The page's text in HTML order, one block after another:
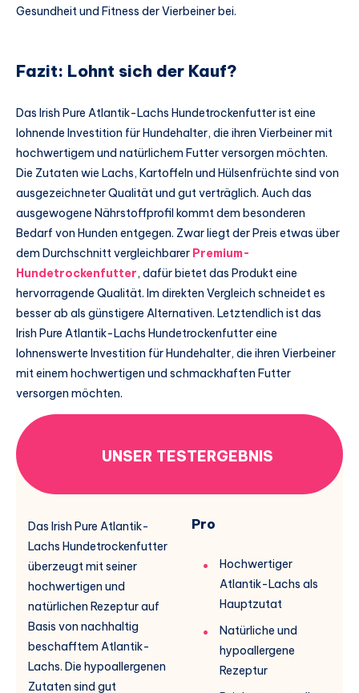
Gesundheit und Fitness der Vierbeiner bei.
Fazit: Lohnt sich der Kauf?
Das Irish Pure Atlantik-Lachs Hundetrockenfutter ist eine
lohnende Investition für Hundehalter, die ihren Vierbeiner mit
hochwertigem und natürlichem Futter versorgen möchten.
Die Zutaten wie Lachs, Kartoffeln und Hülsenfrüchte sind von
ausgezeichneter Qualität und gut verträglich. Auch das
ausgewogene Nährstoffprofil kommt dem besonderen
Bedarf von Hunden entgegen. Zwar liegt der Preis etwas über
dem Durchschnitt vergleichbarer Premium-
Hundetrockenfutter, dafür bietet das Produkt eine
hervorragende Qualität. Im direkten Vergleich schneidet es
besser ab als günstigere Alternativen. Letztendlich ist das
Irish Pure Atlantik-Lachs Hundetrockenfutter eine
lohnenswerte Investition für Hundehalter, die ihren Vierbeiner
mit einem hochwertigen und schmackhaften Futter
versorgen möchten.
UNSER TESTERGEBNIS
Das Irish Pure Atlantik-
Lachs Hundetrockenfutter
überzeugt mit seiner
hochwertigen und
natürlichen Rezeptur auf
Basis von nachhaltig
beschafftem Atlantik-
Lachs. Die hypoallergenen
Zutaten sind gut
Pro
Hochwertiger
Atlantik-Lachs als
Hauptzutat
Natürliche und
hypoallergene
Rezeptur